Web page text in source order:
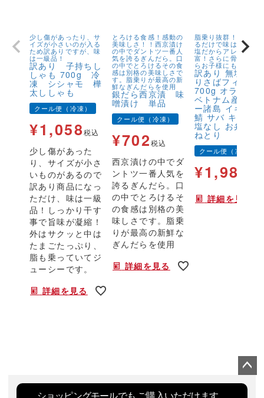
少し傷があったり、サ
イズが小さいのが入る
ため訳ありですが、味
は一級品！
訳あり 子持ちし
しゃも 700g 冷
凍 シシャモ 樺
太ししゃも
クール便（冷凍）
¥1,058税込
少し傷があった
り、サイズが小さ
いものがあるので
訳あり商品になっ
ただけ、味は一級
品！しっかり干す
事で旨味が凝縮！
外はサクッと中は
たまごたっぷり、
脂も乗っていてジ
ューシーです。
詳細を見る
とろける食感！感動の
美味しさ！！西京漬け
の中でダントツ一番人
気を誇るぎんだら。口
の中でとろけるその食
感は別格の美味しさで
す。脂乗りが最高の新
鮮なぎんだらを使用
銀だら西京漬 味
噌漬け 単品
クール便（冷凍）
¥702税込
西京漬けの中でダ
ントツ一番人気を
誇るぎんだら。口
の中でとろけるそ
の食感は別格の美
味しさです。脂乗
りが最高の新鮮な
ぎんだらを使用
詳細を見る
脂乗り抜群！キズが
るだけで味は1級品
塩だからアレンジが
富！さらに骨取りだ
らお子様にも安心！
訳あり 無塩 骨取
りさばフィーレ
700g オランダ
ベトナム産 フェ
ー諸島 イギリス
鯖 サバ キズ有
塩なし お弁当 ほ
ねとり
クール便（冷凍）
¥1,980
詳細を見る
ペー